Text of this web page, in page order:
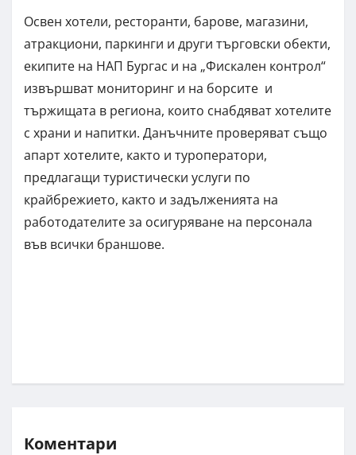
Освен хотели, ресторанти, барове, магазини,
атракциони, паркинги и други търговски обекти,
екипите на НАП Бургас и на „Фискален контрол“
извършват мониторинг и на борсите и
тържищата в региона, които снабдяват хотелите
с храни и напитки. Данъчните проверяват също
апарт хотелите, както и туроператори,
предлагащи туристически услуги по
крайбрежието, както и задълженията на
работодателите за осигуряване на персонала
във всички браншове.
Коментари